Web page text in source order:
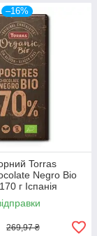
–16%
Torras
Negro Bio
г Іспанія
269,97 ₴